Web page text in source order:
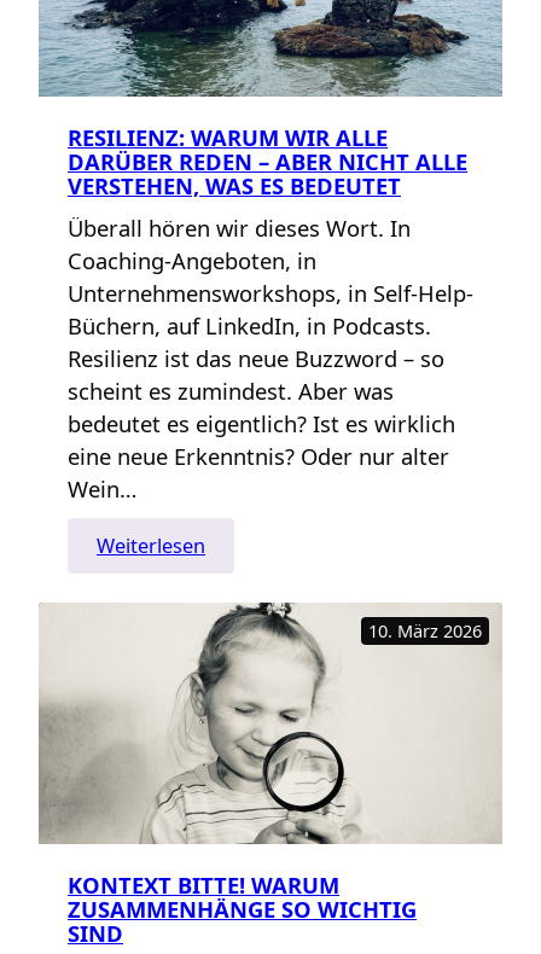
RESILIENZ: WARUM WIR ALLE
DARÜBER REDEN – ABER NICHT ALLE
VERSTEHEN, WAS ES BEDEUTET
Überall hören wir dieses Wort. In
Coaching-Angeboten, in
Unternehmensworkshops, in Self-Help-
Büchern, auf LinkedIn, in Podcasts.
Resilienz ist das neue Buzzword – so
scheint es zumindest. Aber was
bedeutet es eigentlich? Ist es wirklich
eine neue Erkenntnis? Oder nur alter
Wein…
Weiterlesen
Resilienz:
Warum
wir
alle
darüber
reden
–
aber
nicht
alle
was
es
10. März 2026
KONTEXT BITTE! WARUM
ZUSAMMENHÄNGE SO WICHTIG
SIND